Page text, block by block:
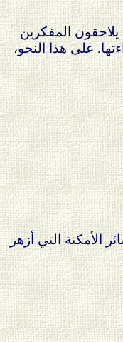
المفكرين
على هذا النحو،
الأمكنة التي أزهر